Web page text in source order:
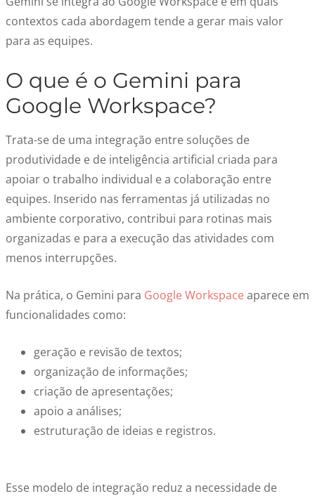
contextos cada abordagem tende a gerar mais valor
para as equipes.
O que é o Gemini para
Google Workspace?
Trata-se de uma integração entre soluções de
produtividade e de inteligência artificial criada para
apoiar o trabalho individual e a colaboração entre
equipes. Inserido nas ferramentas já utilizadas no
ambiente corporativo, contribui para rotinas mais
organizadas e para a execução das atividades com
menos interrupções.
Na prática, o Gemini para Google Workspace aparece em
funcionalidades como:
geração e revisão de textos;
organização de informações;
criação de apresentações;
apoio a análises;
estruturação de ideias e registros.
Esse modelo de integração reduz a necessidade de